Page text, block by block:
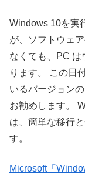
Windows 10を実
が、ソフトウェ
なくても、PC は
ります。 この日
いるバージョン
お勧めします。
は、簡単な移行
す。
Microsoft「